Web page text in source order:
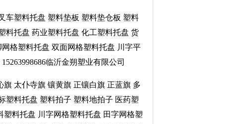
车塑料托盘 塑料垫板 塑料垫仓板 塑料
料托盘 药业塑料托盘 化工塑料托盘 货
格塑料托盘 双面网格塑料托盘 川字平
临沂金朔塑业有限公司
太仆寺旗 镶黄旗 正镶白旗 正蓝旗 多
塑料托盘 塑料拍子 塑料地拍子 医药塑
料托盘 川字网格塑料托盘 田字网格塑